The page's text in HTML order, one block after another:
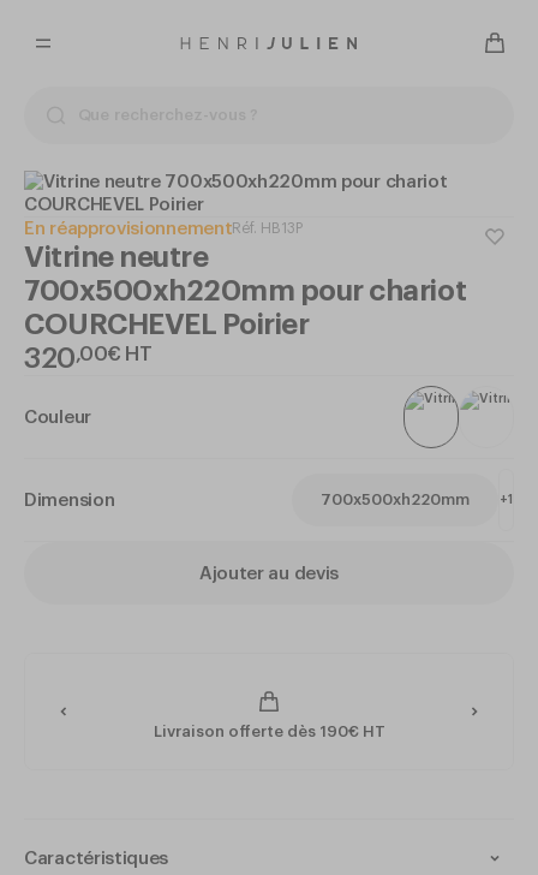
En réapprovisionnementRéf. HB13P
Vitrine neutre
700x500xh220mm pour chariot
COURCHEVEL Poirier
320,00€ HT
Couleur
Dimension 700x500xh220mm +1
Ajouter au devis
Livraison offerte dès 190€ HT
Caractéristiques